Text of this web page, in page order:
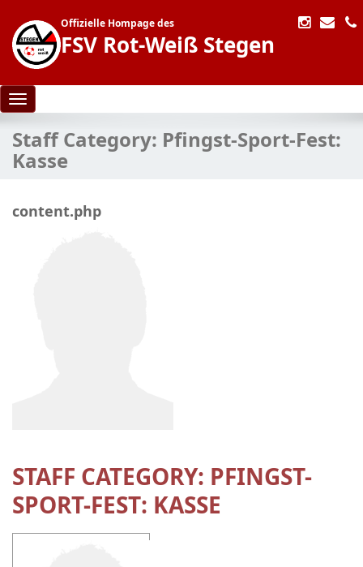
Offizielle Hompage des
FSV Rot-Weiß Stegen
Toggle navigation
Staff Category: Pfingst-Sport-Fest:
Kasse
content.php
STAFF CATEGORY: PFINGST-
SPORT-FEST: KASSE